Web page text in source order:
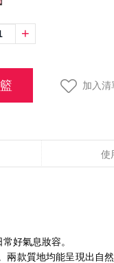
+
加入清
使
好氣息妝容。
款質地均能呈現出自